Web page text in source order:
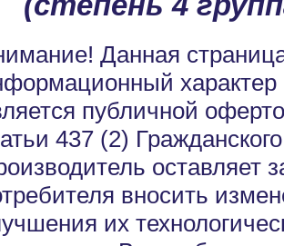
Данная
характер
публичной
437 (2)
оставляет
вносить
их